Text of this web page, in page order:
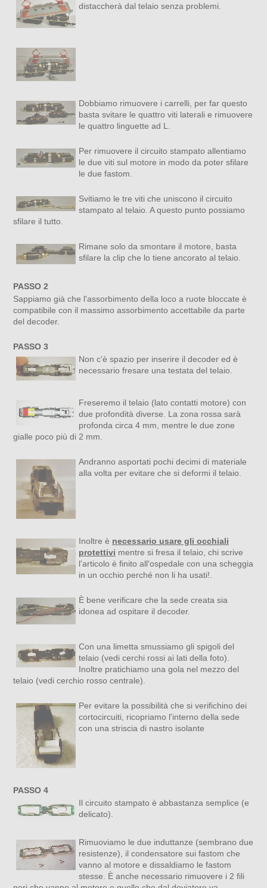
distaccherà dal telaio senza problemi.
Dobbiamo rimuovere i carrelli, per far questo
basta svitare le quattro viti laterali e rimuovere
le quattro linguette ad L.
Per rimuovere il circuito stampato allentiamo
le due viti sul motore in modo da poter sfilare
le due fastom.
Svitiamo le tre viti che uniscono il circuito
stampato al telaio. A questo punto possiamo
sfilare il tutto.
Rimane solo da smontare il motore, basta
sfilare la clip che lo tiene ancorato al telaio.
PASSO 2
Sappiamo già che l'assorbimento della loco a ruote bloccate è
compatibile con il massimo assorbimento accettabile da parte
del decoder.
PASSO 3
Non c'è spazio per inserire il decoder ed è
necessario fresare una testata del telaio.
Freseremo il telaio (lato contatti motore) con
due profondità diverse. La zona rossa sarà
profonda circa 4 mm, mentre le due zone
gialle poco più di 2 mm.
Andranno asportati pochi decimi di materiale
alla volta per evitare che si deformi il telaio.
Inoltre è necessario usare gli occhiali
protettivi mentre si fresa il telaio, chi scrive
l'articolo è finito all'ospedale con una scheggia
in un occhio perché non li ha usati!.
È bene verificare che la sede creata sia
idonea ad ospitare il decoder.
Con una limetta smussiamo gli spigoli del
telaio (vedi cerchi rossi ai lati della foto).
Inoltre pratichiamo una gola nel mezzo del
telaio (vedi cerchio rosso centrale).
Per evitare la possibilità che si verifichino dei
cortocircuiti, ricopriamo l'interno della sede
con una striscia di nastro isolante
PASSO 4
Il circuito stampato è abbastanza semplice (e
delicato).
Rimuoviamo le due induttanze (sembrano due
resistenze), il condensatore sui fastom che
vanno al motore e dissaldiamo le fastom
stesse. È anche necessario rimuovere i 2 fili